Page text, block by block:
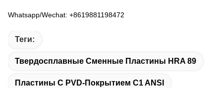
Whatsapp/Wechat: +8619881198472
Теги:
Твердосплавные Сменные Пластины HRA 89
Пластины С PVD-Покрытием C1 ANSI